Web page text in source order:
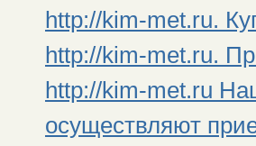
http://kim-met.ru.
http://kim-met.ru.
http://kim-met.ru
осуществляют